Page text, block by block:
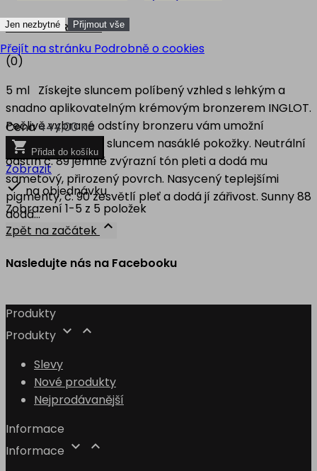
KRÉMOVÝ BRONZER
(0)
5 ml Získejte sluncem políbený vzhled s lehkým a
snadno aplikovatelným krémovým bronzerem INGLOT.
Pečlivě vybrané odstíny bronzeru vám umožní
dosáhnout efektu sluncem nasáklé pokožky. Neutrální
odstín č. 89 jemně zvýrazní tón pleti a dodá mu
sametový, přirozený povrch. Nasycený teplejšími
pigmenty, č. 90 zesvětlí pleť a dodá jí zářivost. Sunny 88
dodá...
Cena444,00 Kč
 Přidat do košíku
Zobrazit
na objednávku
Zobrazení 1-5 z 5 položek
Zpět na začátek 
Nasledujte nás na Facebooku
Produkty
Produkty  
Slevy
Nové produkty
Nejprodávanější
Informace
Informace  
Jen nezbytné Přijmout vše
Přejít na stránku Podrobně o cookies